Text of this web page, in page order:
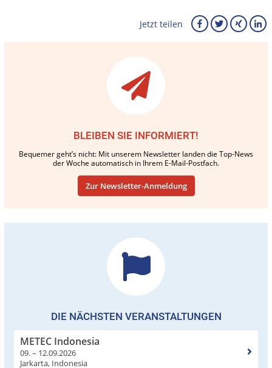
Jetzt teilen
BLEIBEN SIE INFORMIERT!
Bequemer geht’s nicht: Mit unserem Newsletter landen die Top-News
der Woche automatisch in Ihrem E-Mail-Postfach.
Zur Newsletter-Anmeldung
DIE NÄCHSTEN VERANSTALTUNGEN
METEC Indonesia
09. – 12.09.2026
Jarkarta, Indonesia